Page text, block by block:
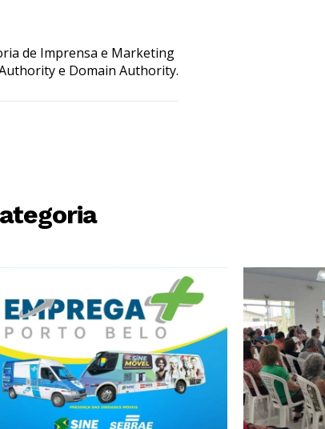
de Imprensa e Marketing
e Domain Authority.